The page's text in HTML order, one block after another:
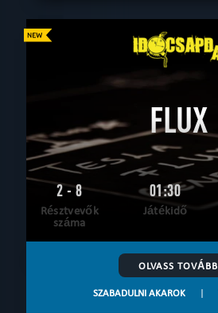
FLUX
2 - 8
Résztvevők
száma
01:30
Játékidő
OLVASS TOVÁBB
SZABADULNI AKAROK |